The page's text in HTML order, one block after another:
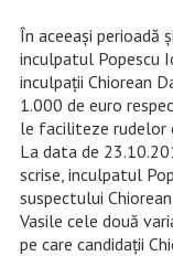
În aceeași perioadă
inculpatul Popescu
inculpații Chiorean
1.000 de euro
le faciliteze rudelor
La data de
scrise, inculpatul
suspectului
Vasile cele două
pe care candidații